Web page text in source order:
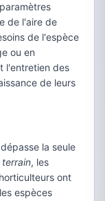
de l'aire de
de l'espèce
ou en
l'entretien des
de leurs
dépasse la seule
, les
ont
espèces